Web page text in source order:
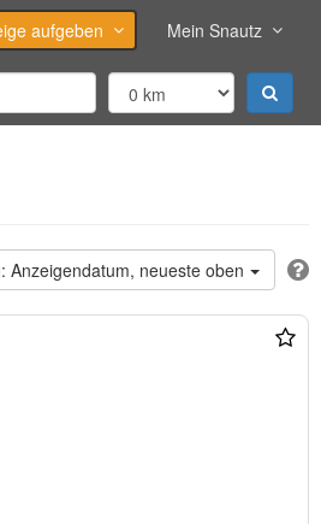
aufgeben Mein Snautz
Anzeigendatum, neueste oben